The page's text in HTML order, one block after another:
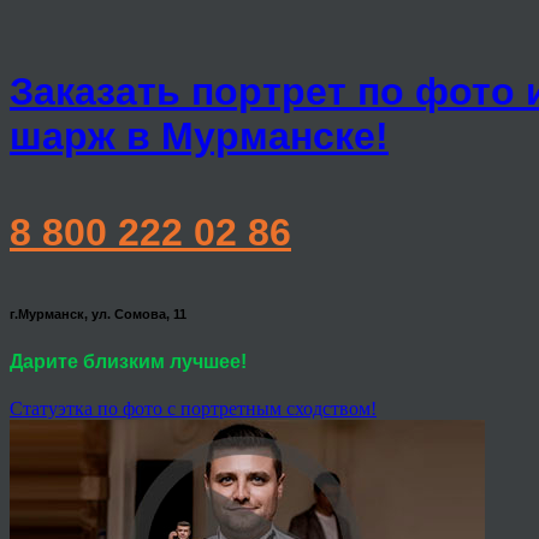
Заказать портрет по фото
шарж в Мурманске!
8 800 222 02 86
г.Мурманск, ул. Сомова, 11
Дарите близким лучшее!
Статуэтка по фото с портретным сходством!